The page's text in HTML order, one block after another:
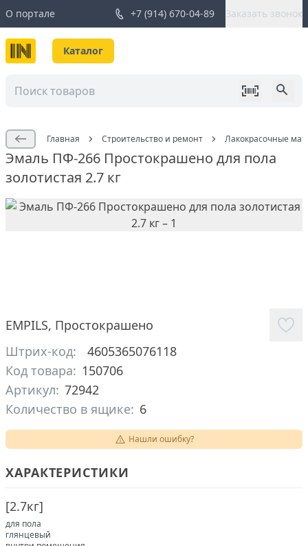
О портале +7 (914) 670-04-89 Заказать звонок
Каталог
Главная Строительство и ремонт Лакокрасочные
Эмаль ПФ-266 Простокрашено для пола
золотистая 2.7 кг
EMPILS, Простокрашено
Штрих-код:
4605365076118
Код товара: 150706
Артикул: 72942
Количество в ящике: 6
Нашли ошибку?
ХАРАКТЕРИСТИКИ
[2.7кг]
для пола
глянцевый